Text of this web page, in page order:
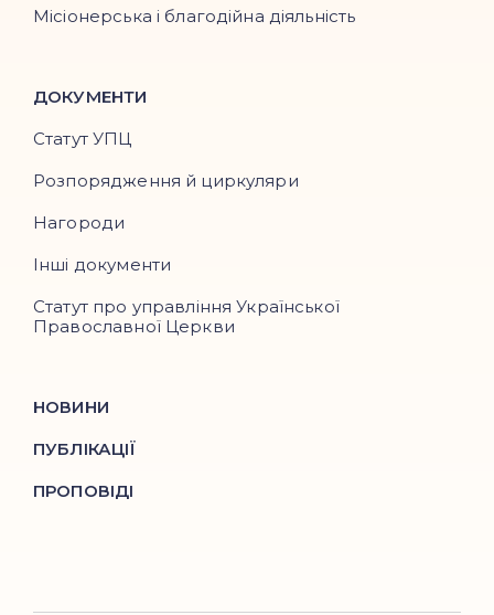
Місіонерська і благодійна діяльність
ДОКУМЕНТИ
Статут УПЦ
Розпорядження й циркуляри
Нагороди
Інші документи
Статут про управління Української
Православної Церкви
НОВИНИ
ПУБЛІКАЦІЇ
ПРОПОВІДІ